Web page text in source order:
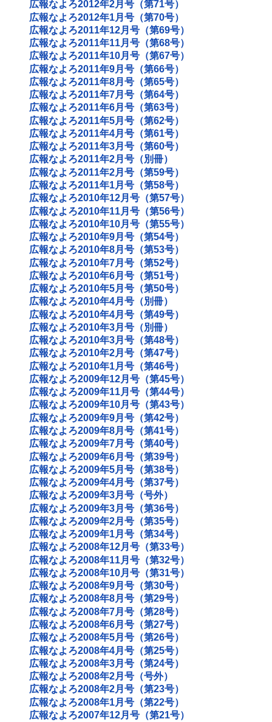
広報なよろ2012年2月号（第71号）
広報なよろ2012年1月号（第70号）
広報なよろ2011年12月号（第69号）
広報なよろ2011年11月号（第68号）
広報なよろ2011年10月号（第67号）
広報なよろ2011年9月号（第66号）
広報なよろ2011年8月号（第65号）
広報なよろ2011年7月号（第64号）
広報なよろ2011年6月号（第63号）
広報なよろ2011年5月号（第62号）
広報なよろ2011年4月号（第61号）
広報なよろ2011年3月号（第60号）
広報なよろ2011年2月号（別冊）
広報なよろ2011年2月号（第59号）
広報なよろ2011年1月号（第58号）
広報なよろ2010年12月号（第57号）
広報なよろ2010年11月号（第56号）
広報なよろ2010年10月号（第55号）
広報なよろ2010年9月号（第54号）
広報なよろ2010年8月号（第53号）
広報なよろ2010年7月号（第52号）
広報なよろ2010年6月号（第51号）
広報なよろ2010年5月号（第50号）
広報なよろ2010年4月号（別冊）
広報なよろ2010年4月号（第49号）
広報なよろ2010年3月号（別冊）
広報なよろ2010年3月号（第48号）
広報なよろ2010年2月号（第47号）
広報なよろ2010年1月号（第46号）
広報なよろ2009年12月号（第45号）
広報なよろ2009年11月号（第44号）
広報なよろ2009年10月号（第43号）
広報なよろ2009年9月号（第42号）
広報なよろ2009年8月号（第41号）
広報なよろ2009年7月号（第40号）
広報なよろ2009年6月号（第39号）
広報なよろ2009年5月号（第38号）
広報なよろ2009年4月号（第37号）
広報なよろ2009年3月号（号外）
広報なよろ2009年3月号（第36号）
広報なよろ2009年2月号（第35号）
広報なよろ2009年1月号（第34号）
広報なよろ2008年12月号（第33号）
広報なよろ2008年11月号（第32号）
広報なよろ2008年10月号（第31号）
広報なよろ2008年9月号（第30号）
広報なよろ2008年8月号（第29号）
広報なよろ2008年7月号（第28号）
広報なよろ2008年6月号（第27号）
広報なよろ2008年5月号（第26号）
広報なよろ2008年4月号（第25号）
広報なよろ2008年3月号（第24号）
広報なよろ2008年2月号（号外）
広報なよろ2008年2月号（第23号）
広報なよろ2008年1月号（第22号）
広報なよろ2007年12月号（第21号）